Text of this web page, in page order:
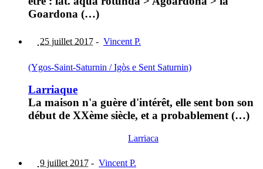
Goardona (…)
25 juillet 2017 - Vincent P.
(Ygos-Saint-Saturnin / Igòs e Sent Saturnin)
Larriaque
La maison n'a guère d'intérêt, elle sent bon son
début de XXème siècle, et a probablement (…)
Larriaca
9 juillet 2017 - Vincent P.